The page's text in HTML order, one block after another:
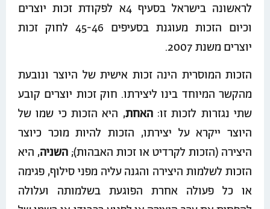
לראשונה בישראל בסעיף 4א לפקודת זכות יוצרים
וכיום הזכות מעוגנת בסעיפים 45-46 לחוק זכות
יוצרים משנת 2007.
הזכות המוסרית הינה זכות אישית של היוצר ונובעת
מהקשר המיוחד בינו ליצירתו. חוק זכות יוצרים קובע
שתי נגזרות לזכות זו:האחת, היא הזכות כי שמו של
היוצר ייקרא על יצירתו, הזכות להיות מוכר כיוצר
היצירה (הזכות לקרדיט או זכות האבהות);השניה, היא
הזכות לשלמות היצירה והגנה עליה מפני סילוף, פגימה
או כל פעולה אחרת הפוגעת בשלמותה ועלולה